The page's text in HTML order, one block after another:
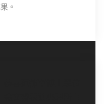
。